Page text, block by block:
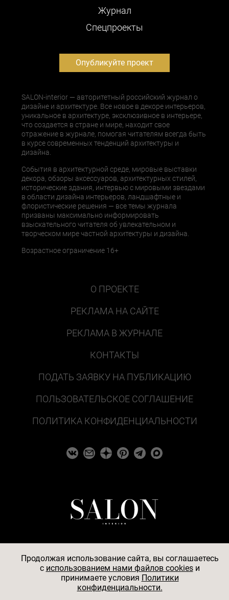
Журнал
Cпецпроекты
Опубликуйте проект
SALON-interior — авторитетный российский журнал о
дизайне и архитектуре. Все новое в декоре интерьеров,
уникальное в архитектуре, эксклюзивное в интерьере,
что создается в стране и мире, находит свое
отражение в журнале, помогая читателям всегда быть
в курсе современных тенденций архитектуры и
дизайна.
События в архитектурной среде, мировые выставки
декора, обзоры аксессуаров, архитектурных стилей,
исторические здания, интервью с мировыми звездами
в области дизайна интерьеров, ландшафтные и
флористические решения — все темы журнала
призваны максимально информировать
взыскательного читателя об увлекательном и
творческом мире частной архитектуры и дизайна.
Возрастное ограничение 16+
О ПРОЕКТЕ
РЕКЛАМА НА САЙТЕ
РЕКЛАМА В ЖУРНАЛЕ
КОНТАКТЫ
ПОДАТЬ ЗАЯВКУ НА ПУБЛИКАЦИЮ
ПОЛЬЗОВАТЕЛЬСКОЕ СОГЛАШЕНИЕ
ПОЛИТИКА КОНФИДЕНЦИАЛЬНОСТИ
© 2026
АО «БКМ», ОГРН 1027739494584, ИНН 7705056238,
Продолжая использование сайта, вы соглашаетесь
c использованием нами файлов cookiesи
принимаете условия Политики
конфиденциальности.